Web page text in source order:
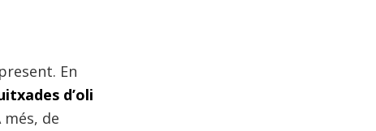
En
d’oli
més, de